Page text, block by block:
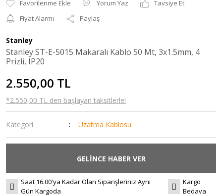
Yorum Yaz
Tavsiye Et
Fiyat Alarmı
Paylaş
Stanley
Stanley ST-E-5015 Makaralı Kablo 50 Mt, 3x1.5mm, 4
Prizli, IP20
2.550,00 TL
*2.550,00 TL den başlayan taksitlerle!
Kategori Uzatma Kablosu
GELİNCE HABER VER
Saat 16.00'ya Kadar Olan Siparişleriniz Aynı
Gün Kargoda
Kargo
Bedava